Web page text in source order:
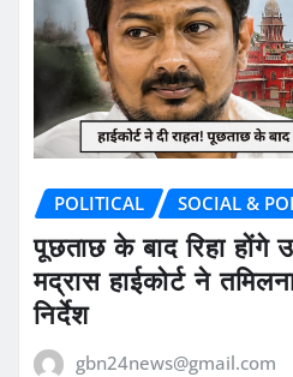
POLITICAL SOCIAL &
पूछताछ के बाद रिहा होंगे
मद्रास हाईकोर्ट ने
निर्देश
gbn24news@gmail.com